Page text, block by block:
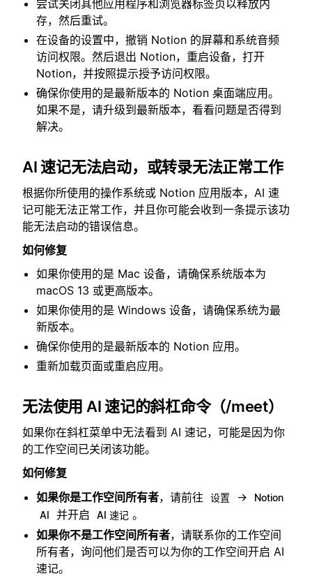
尝试关闭其他应用程序和浏览器标签页以释放内
存，然后重试。
在设备的设置中，撤销 Notion 的屏幕和系统音频
访问权限。然后退出 Notion，重启设备，打开
Notion，并按照提示授予访问权限。
确保你使用的是最新版本的 Notion 桌面端应用。
如果不是，请升级到最新版本，看看问题是否得到
解决。
AI 速记无法启动，或转录无法正常工作
根据你所使用的操作系统或 Notion 应用版本，AI 速
记可能无法正常工作，并且你可能会收到一条提示该功
能无法启动的错误信息。
如何修复
如果你使用的是 Mac 设备，请确保系统版本为
macOS 13 或更高版本。
如果你使用的是 Windows 设备，请确保系统为最
新版本。
确保你使用的是最新版本的 Notion 应用。
重新加载页面或重启应用。
无法使用 AI 速记的斜杠命令（/meet）
如果你在斜杠菜单中无法看到 AI 速记，可能是因为你
的工作空间已关闭该功能。
如何修复
如果你是工作空间所有者，请前往 设置 →
Notion
AI
并开启 AI 速记 。
如果你不是工作空间所有者，请联系你的工作空间
所有者，询问他们是否可以为你的工作空间开启 AI
速记。